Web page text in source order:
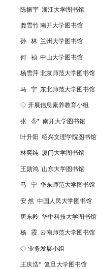
陈振宇 浙江大学图书馆
龚雪竹 南开大学图书馆
孙 林 兰州大学图书馆
何 祯 中山大学图书馆
杨雪萍 北京师范大学图书馆
马 宁 东北师范大学图书馆
◇ 开展信息素养教育小组
张 蒂* 南开大学图书馆
叶升阳 绍兴文理学院图书馆
林奕纯 厦门大学图书馆
王勋鸿 山东大学图书馆
马 宁 华东师范大学图书馆
安 然 中国人民大学图书馆
唐东羚 华中科技大学图书馆
杨 霞 云南师范大学图书馆
◇ 业务发展小组
王庆浩* 复旦大学图书馆